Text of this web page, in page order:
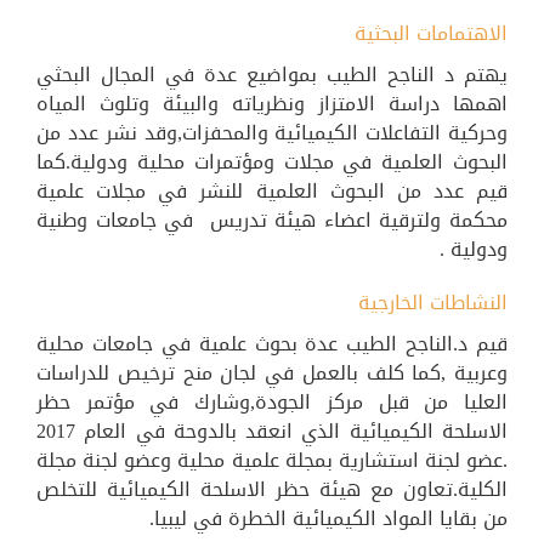
الاهتمامات البحثية
يهتم د الناجح الطيب بمواضيع عدة في المجال البحثي
اهمها دراسة الامتزاز ونظرياته والبيئة وتلوث المياه
وحركية التفاعلات الكيميائية والمحفزات,وقد نشر عدد من
البحوث العلمية في مجلات ومؤتمرات محلية ودولية.كما
قيم عدد من البحوث العلمية للنشر في مجلات علمية
محكمة ولترقية اعضاء هيئة تدريس في جامعات وطنية
ودولية .
النشاطات الخارجية
قيم د.الناجح الطيب عدة بحوث علمية في جامعات محلية
وعربية ,كما كلف بالعمل في لجان منح ترخيص للدراسات
العليا من قبل مركز الجودة,وشارك في مؤتمر حظر
الاسلحة الكيميائية الذي انعقد بالدوحة في العام 2017
.عضو لجنة استشارية بمجلة علمية محلية وعضو لجنة مجلة
الكلية.تعاون مع هيئة حظر الاسلحة الكيميائية للتخلص
من بقايا المواد الكيميائية الخطرة في ليبيا.